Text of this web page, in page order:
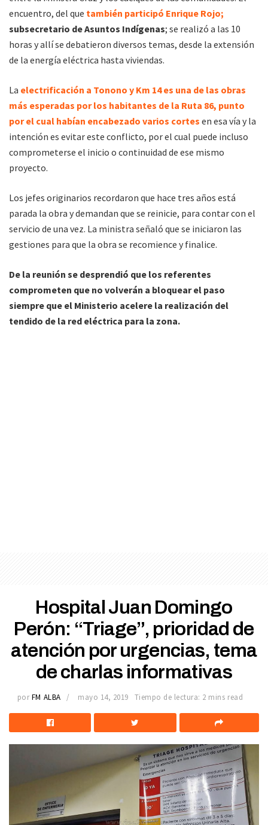
encuentro, del que también participó Enrique Rojo;
subsecretario de Asuntos Indígenas; se realizó a las 10
horas y allí se debatieron diversos temas, desde la extensión
de la energía eléctrica hasta viviendas.
La electrificación a Tonono y Km 14 es una de las obras
más esperadas por los habitantes de la Ruta 86, punto
por el cual habían encabezado varios cortes en esa vía y la
intención es evitar este conflicto, por el cual puede incluso
comprometerse el inicio o continuidad de ese mismo
proyecto.
Los jefes originarios recordaron que hace tres años está
parada la obra y demandan que se reinicie, para contar con el
servicio de una vez. La ministra señaló que se iniciaron las
gestiones para que la obra se recomience y finalice.
De la reunión se desprendió que los referentes
comprometen que no volverán a bloquear el paso
siempre que el Ministerio acelere la realización del
tendido de la red eléctrica para la zona.
Hospital Juan Domingo
Perón: “Triage”, prioridad de
atención por urgencias, tema
de charlas informativas
por FM ALBA mayo 14, 2019 Tiempo de lectura: 2 mins read